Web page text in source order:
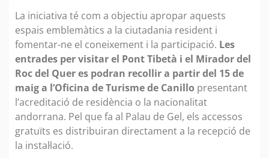
La iniciativa té com a objectiu apropar aquests
espais emblemàtics a la ciutadania resident i
fomentar-ne el coneixement i la participació. Les
entrades per visitar el Pont Tibetà i el Mirador del
Roc del Quer es podran recollir a partir del 15 de
maig a l’Oficina de Turisme de Canillo presentant
l’acreditació de residència o la nacionalitat
andorrana. Pel que fa al Palau de Gel, els accessos
gratuïts es distribuiran directament a la recepció de
la instal·lació.